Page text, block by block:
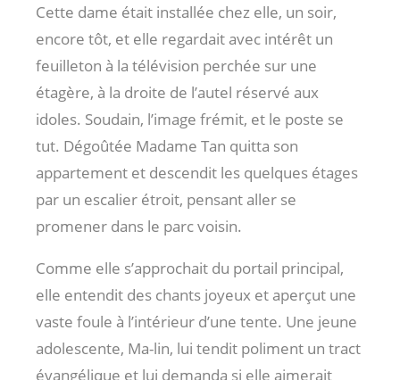
Cette dame était installée chez elle, un soir,
encore tôt, et elle regardait avec intérêt un
feuilleton à la télévision perchée sur une
étagère, à la droite de l’autel réservé aux
idoles. Soudain, l’image frémit, et le poste se
tut. Dégoûtée Madame Tan quitta son
appartement et descendit les quelques étages
par un escalier étroit, pensant aller se
promener dans le parc voisin.
Comme elle s’approchait du portail principal,
elle entendit des chants joyeux et aperçut une
vaste foule à l’intérieur d’une tente. Une jeune
adolescente, Ma-lin, lui tendit poliment un tract
évangélique et lui demanda si elle aimerait